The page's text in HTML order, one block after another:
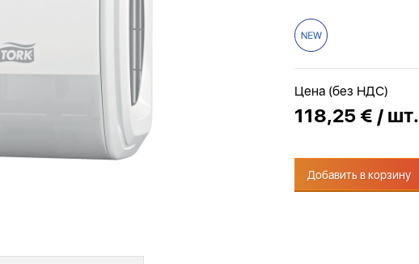
Цена (без НДС)
118,25 € / шт.
Добавить в корзину